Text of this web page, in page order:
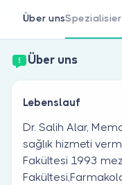
Über uns
Über uns
Lebenslauf
Dr. Salih Alar,
sağlık hizmeti
Fakültesi 1993